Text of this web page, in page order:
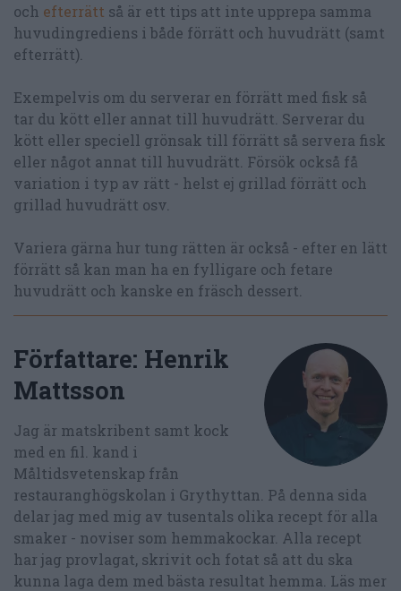
och efterrätt så är ett tips att inte upprepa samma
huvudingrediens i både förrätt och huvudrätt (samt
efterrätt).
Exempelvis om du serverar en förrätt med fisk så
tar du kött eller annat till huvudrätt. Serverar du
kött eller speciell grönsak till förrätt så servera fisk
eller något annat till huvudrätt. Försök också få
variation i typ av rätt - helst ej grillad förrätt och
grillad huvudrätt osv.
Variera gärna hur tung rätten är också - efter en lätt
förrätt så kan man ha en fylligare och fetare
huvudrätt och kanske en fräsch dessert.
Författare: Henrik
Mattsson
Jag är matskribent samt kock
med en fil. kand i
Måltidsvetenskap från
restauranghögskolan i Grythyttan. På denna sida
delar jag med mig av tusentals olika recept för alla
smaker - noviser som hemmakockar. Alla recept
har jag provlagat, skrivit och fotat så att du ska
kunna laga dem med bästa resultat hemma. Läs mer